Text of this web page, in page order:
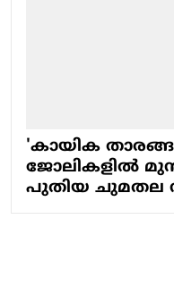
'കായിക
ജോലികളിൽ
പുതിയ ചുമതല